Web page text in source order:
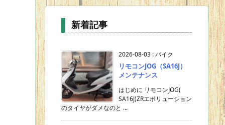
投
稿
索
新着記事
2026-08-03 :バイク
リモコンJOG（SA16J）
メンテナンス
はじめに リモコンJOG(
SA16J)ZRエボリューション
のタイヤがダメなのと ...